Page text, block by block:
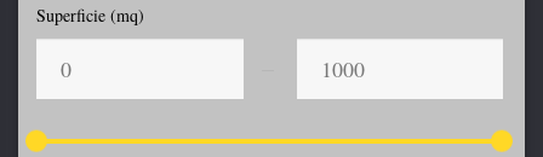
Superficie (mq)